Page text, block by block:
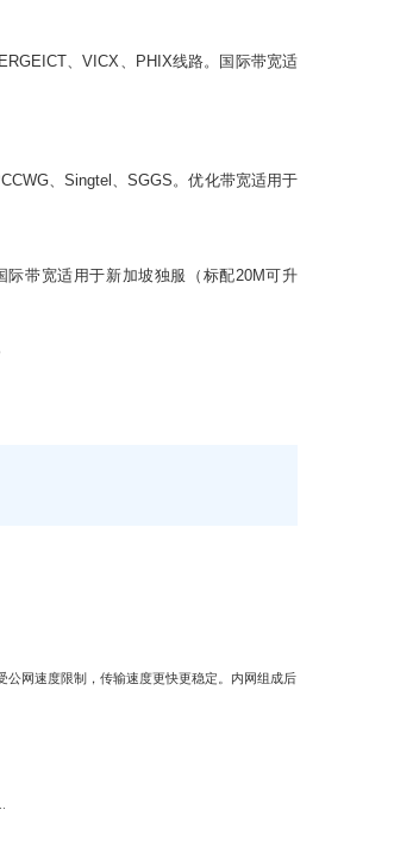
、VICX、PHIX线路。国际带宽适
、Singtel、SGGS。优化带宽适用于
际带宽适用于新加坡独服（标配20M可升
网速度限制，传输速度更快更稳定。内网组成后